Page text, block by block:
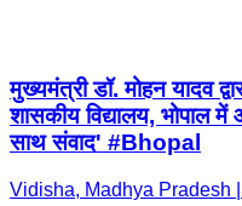
मुख्यमंत्री डॉ. मोहन यादव
शासकीय विद्यालय, भोपाल
साथ संवाद' #Bhopal
Vidisha, Madhya Pradesh